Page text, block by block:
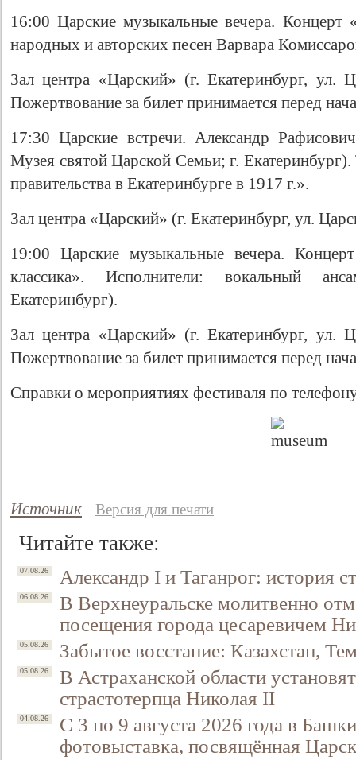
16:00 Царские музыкальные вечера. Концерт
народных и авторских песен Варвара
Зал центра «Царский» (г. Екатеринбург, ул.
Пожертвование за билет принимается перед
17:30 Царские встречи. Александр
Музея святой Царской Семьи; г.
правительства в Екатеринбурге в 1917 г.».
Зал центра «Царский» (г. Екатеринбург, ул.
19:00 Царские музыкальные вечера.
классика». Исполнители: вокальный
Екатеринбург).
Зал центра «Царский» (г. Екатеринбург, ул.
Пожертвование за билет принимается перед
Справки о мероприятиях фестиваля по
Источник Версия для печати
Читайте также:
07.08.26 Александр I и Таганрог: история
06.08.26
В Верхнеуральске молитвенно
посещения города цесаревичем
05.08.26 Забытое восстание: Казахстан,
05.08.26
В Астраханской области
страстотерпца Николая II
04.08.26
С 3 по 9 августа 2026 года в
фотовыставка, посвящённая